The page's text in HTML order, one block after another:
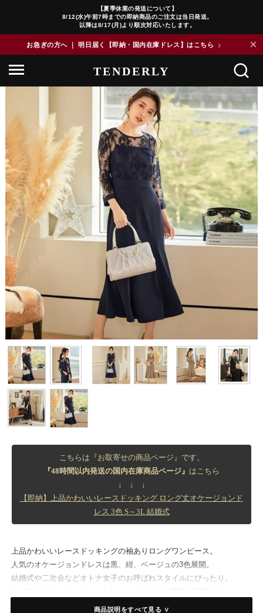
【夏季休業の発送について】
8/12(水)午前7時までの即納商品のご注文は当日発送。
以降は8/17(月)より順次対応いたします。
お急ぎの方へ ｜ 明日届く【即納・国内在庫ドレス】はこちら > ×
こちらは『お取寄せの商品ページ』です。
『48時間以内発送の国内在庫商品ページ』 はこちら
↓ ↓ ↓
【即納】上品かわいいレースドッキング ロング丈オケージョンド
レス 3色 S～3L 結婚式
上品かわいいレースドッキングの袖ありロングワンピース。
人気のオケージョンドレスは黒、紺、ベージュの3色展開。
結婚式や二次会などオトナ女子のお呼ばれスタイルにぴったり。
商品説明をすべて見る ∨